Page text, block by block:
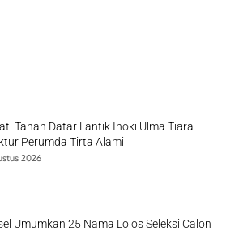
Tanah Datar Lantik Inoki Ulma Tiara
Perumda Tirta Alami
2026
Umumkan 25 Nama Lolos Seleksi Calon